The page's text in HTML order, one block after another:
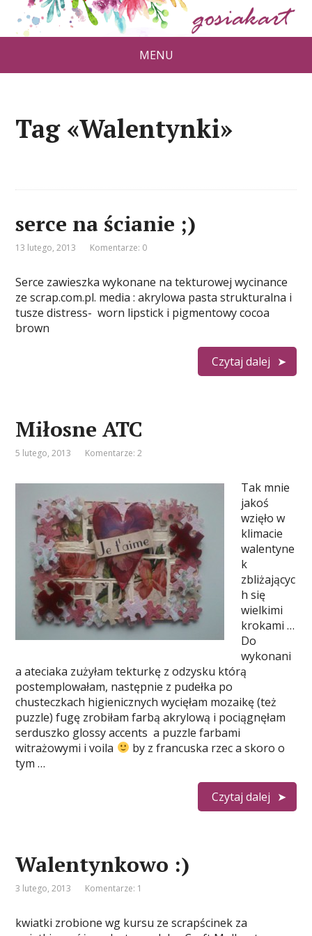
MENU
Tag «Walentynki»
serce na ścianie ;)
13 lutego, 2013 Komentarze: 0
Serce zawieszka wykonane na tekturowej wycinance
ze scrap.com.pl. media : akrylowa pasta strukturalna i
tusze distress- worn lipstick i pigmentowy cocoa
brown
Czytaj dalej
Miłosne ATC
5 lutego, 2013 Komentarze: 2
Tak mnie
jakoś
wzięło w
klimacie
walentyne
k
zbliżającyc
h się
wielkimi
krokami …
Do
wykonani
a ateciaka zużyłam tekturkę z odzysku którą
postemplowałam, następnie z pudełka po
chusteczkach higienicznych wycięłam mozaikę (też
puzzle) fugę zrobiłam farbą akrylową i pociągnęłam
serduszko glossy accents a puzzle farbami
witrażowymi i voila
by z francuska rzec a skoro o
tym …
Czytaj dalej
Walentynkowo :)
3 lutego, 2013 Komentarze: 1
kwiatki zrobione wg kursu ze scrapścinek za